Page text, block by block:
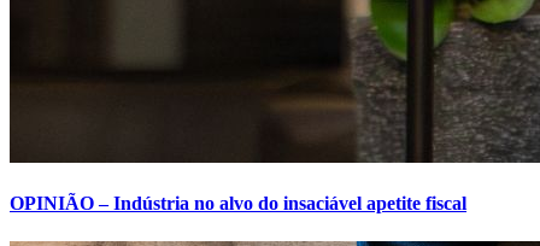
OPINIÃO – Indústria no alvo do insaciável apetite fiscal